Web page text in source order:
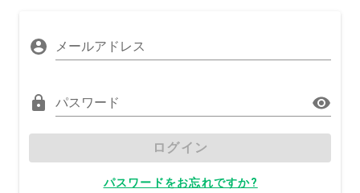
メールアドレス
パスワード
ログイン
パスワードをお忘れですか?